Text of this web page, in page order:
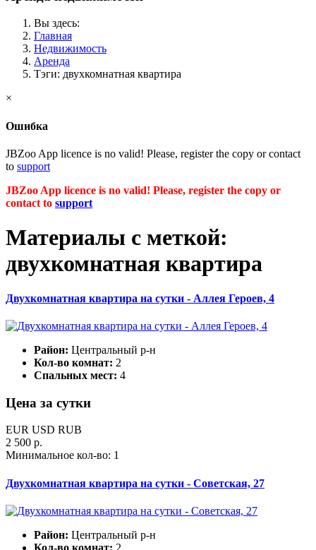
Вы здесь:
Главная
Недвижимость
Аренда
Тэги: двухкомнатная квартира
×
Ошибка
JBZoo App licence is no valid! Please, register the copy or contact
to support
JBZoo App licence is no valid! Please, register the copy or
contact to support
Материалы с меткой:
двухкомнатная квартира
Двухкомнатная квартира на сутки - Аллея Героев, 4
Район: Центральный р-н
Кол-во комнат: 2
Спальных мест: 4
Цена за сутки
EUR USD RUB
2 500 р.
Минимальное кол-во: 1
Двухкомнатная квартира на сутки - Советская, 27
Район: Центральный р-н
Кол-во комнат: 2